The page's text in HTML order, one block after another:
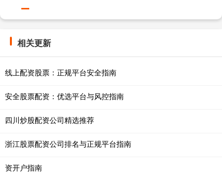
相关更新
线上配资股票：正规平台安全指南
安全股票配资：优选平台与风控指南
四川炒股配资公司精选推荐
浙江股票配资公司排名与正规平台指南
资开户指南